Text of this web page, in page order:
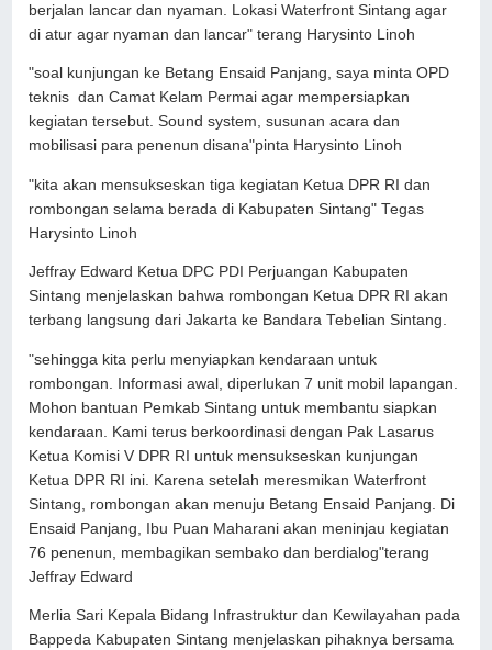
berjalan lancar dan nyaman. Lokasi Waterfront Sintang agar
di atur agar nyaman dan lancar" terang Harysinto Linoh
"soal kunjungan ke Betang Ensaid Panjang, saya minta OPD
teknis dan Camat Kelam Permai agar mempersiapkan
kegiatan tersebut. Sound system, susunan acara dan
mobilisasi para penenun disana"pinta Harysinto Linoh
"kita akan mensukseskan tiga kegiatan Ketua DPR RI dan
rombongan selama berada di Kabupaten Sintang" Tegas
Harysinto Linoh
Jeffray Edward Ketua DPC PDI Perjuangan Kabupaten
Sintang menjelaskan bahwa rombongan Ketua DPR RI akan
terbang langsung dari Jakarta ke Bandara Tebelian Sintang.
"sehingga kita perlu menyiapkan kendaraan untuk
rombongan. Informasi awal, diperlukan 7 unit mobil lapangan.
Mohon bantuan Pemkab Sintang untuk membantu siapkan
kendaraan. Kami terus berkoordinasi dengan Pak Lasarus
Ketua Komisi V DPR RI untuk mensukseskan kunjungan
Ketua DPR RI ini. Karena setelah meresmikan Waterfront
Sintang, rombongan akan menuju Betang Ensaid Panjang. Di
Ensaid Panjang, Ibu Puan Maharani akan meninjau kegiatan
76 penenun, membagikan sembako dan berdialog"terang
Jeffray Edward
Merlia Sari Kepala Bidang Infrastruktur dan Kewilayahan pada
Bappeda Kabupaten Sintang menjelaskan pihaknya bersama